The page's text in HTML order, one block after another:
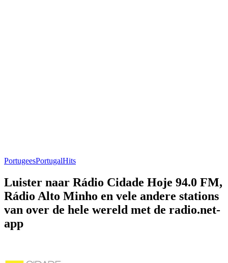
PortugeesPortugalHits
Luister naar Rádio Cidade Hoje 94.0 FM,
Rádio Alto Minho en vele andere stations
van over de hele wereld met de radio.net-
app